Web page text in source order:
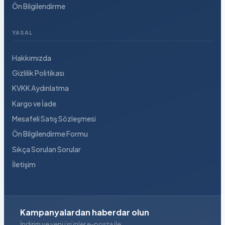
Ön Bilgilendirme
YASAL
Hakkımızda
Gizlilik Politikası
KVKK Aydınlatma
Kargo ve İade
Mesafeli Satış Sözleşmesi
Ön Bilgilendirme Formu
Sıkça Sorulan Sorular
İletişim
Kampanyalardan haberdar olun